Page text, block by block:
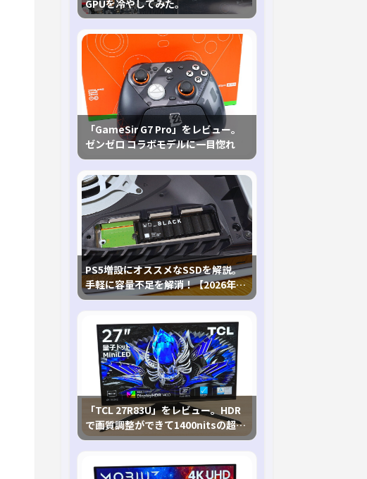
GPUを冷やしてみた。
「GameSir G7 Pro」をレビュー。
ゼンゼロ コラボモデルに一目惚れ
PS5増設にオススメなSSDを解説。
手軽に容量不足を解消！【2026年最
新、PS5 Proにも対応】
「TCL 27R83U」をレビュー。HDR
で画質調整ができて1400nitsの超高
輝度も発揮！